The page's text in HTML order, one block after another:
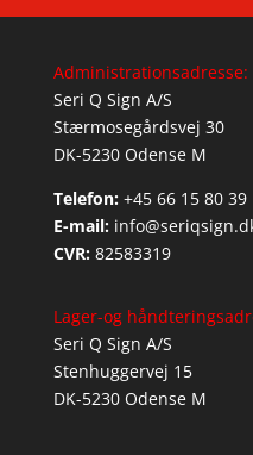
Administrationsadresse:
Seri Q Sign A/S
Stærmosegårdsvej 30
DK-5230 Odense M
Telefon: +45 66 15 80 39
E-mail:
CVR: 82583319
Lager-og
Seri Q Sign A/S
Stenhuggervej 15
DK-5230 Odense M